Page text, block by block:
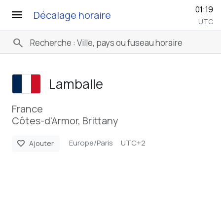
menu Décalage horaire 01:19
UTC
search
Lamballe
France
Côtes-d'Armor, Brittany
favorite Ajouter Europe/Paris UTC+2